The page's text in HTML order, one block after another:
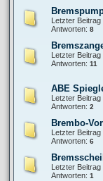
Letzter Beitrag
Antworten: 8
Letzter Beitrag
Antworten: 11
ABE
Letzter Beitrag
Antworten: 2
Brembo-
Letzter Beitrag
Antworten: 6
Letzter Beitrag
Antworten: 1